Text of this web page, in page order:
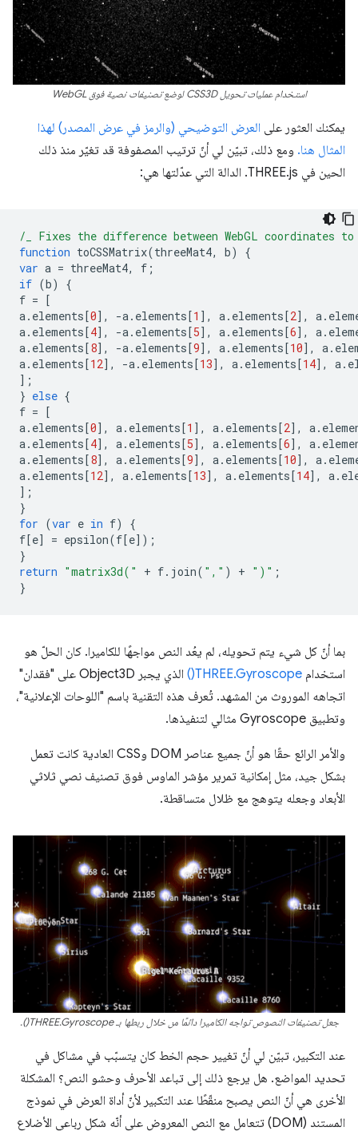
استخدام عمليات تحويل CSS3D لوضع تصنيفات نصية فوق WebGL
يمكنك العثور على العرض التوضيحي (والرمز في عرض المصدر) لهذا
المثال هنا. ومع ذلك، تبيّن لي أنّ ترتيب المصفوفة قد تغيّر منذ ذلك
الحين في THREE.js. الدالة التي عدّلتها هي:
/_ Fixes the difference between WebGL coordinates
function toCSSMatrix(threeMat4, b)
{
var a = threeMat4, f ;
if (b)
{
f = [
a. elements[0], -a. elements[1 ], a. elements[2], a.
a. elements[4], -a. elements[5], a. elements[6], a.
a. elements[8], -a. elements[9], a. elements[10], a.
a. elements[12], -a. elements[13], a. elements[14], a.
];
} else {
f = [
a. elements[0], a. elements[1 ], a. elements[2], a.
a. elements[4], a. elements[5], a. elements[6], a.
a. elements[8], a. elements[9], a. elements[10], a.
a. elements[12], a. elements[13], a. elements[14], a.
];
}
for (var e in f)
{
f[e] = epsilon(f[e]);
}
return "matrix3d(" + f. join( "," ) + ")" ;
}
بما أنّ كل شيء يتم تحويله، لم يعُد النص مواجهًا للكاميرا. كان الحلّ هو
استخدام THREE.Gyroscope()
الذي يجبر Object3D على "فقدان"
اتجاهه الموروث من المشهد. تُعرف هذه التقنية باسم "اللوحات الإعلانية"،
وتطبيق Gyroscope مثالي لتنفيذها.
والأمر الرائع حقًا هو أنّ جميع عناصر DOM وCSS العادية كانت تعمل
بشكل جيد، مثل إمكانية تمرير مؤشر الماوس فوق تصنيف نصي ثلاثي
الأبعاد وجعله يتوهج مع ظلال متساقطة.
جعل تصنيفات النصوص تواجه الكاميرا دائمًا من خلال ربطها بـ THREE.Gyroscope().
عند التكبير، تبيّن لي أنّ تغيير حجم الخط كان يتسبّب في مشاكل في
تحديد المواضع. هل يرجع ذلك إلى تباعد الأحرف وحشو النص؟ المشكلة
الأخرى هي أنّ النص يصبح منقّطًا عند التكبير لأنّ أداة العرض في نموذج
المستند (DOM) تتعامل مع النص المعروض على أنّه شكل رباعي الأضلاع